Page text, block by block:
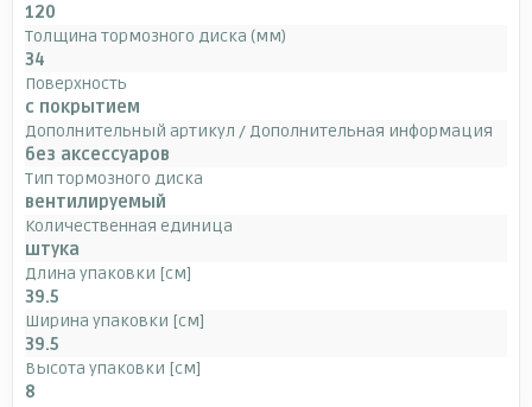
120
Толщина тормозного диска (мм)
34
Поверхность
с покрытием
Дополнительный артикул / Дополнительная информация
без аксессуаров
Тип тормозного диска
вентилируемый
Количественная единица
штука
Длина упаковки [см]
39.5
Ширина упаковки [см]
39.5
Высота упаковки [см]
8